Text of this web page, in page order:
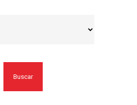
Buscar